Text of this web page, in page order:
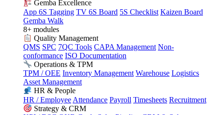
Gemba Excellence
App 6S Tagging TV 6S Board 5S Checklist Kaizen Board
Gemba Walk
8+ modules
Quality Management
QMS SPC 7QC Tools CAPA Management Non-
conformance ISO Documentation
Operations & TPM
TPM / OEE Inventory Management Warehouse Logistics
Asset Management
HR & People
HR / Employee Attendance Payroll Timesheets Recruitment
Strategy & CRM